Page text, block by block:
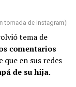
tomada de Instagram)
tema de
comentarios
que en sus redes
de su hija.